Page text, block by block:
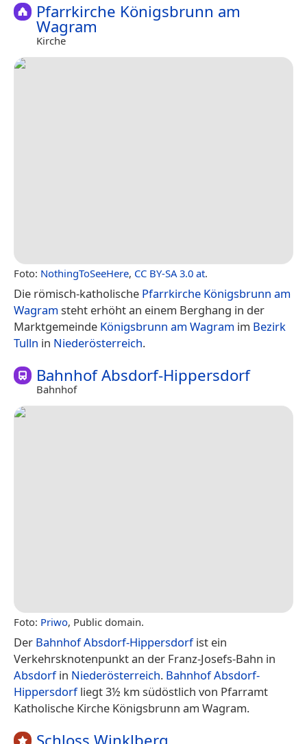
Pfarrkirche Königsbrunn am
Wagram
Kirche
Foto: NothingToSeeHere, CC BY-SA 3.0 at.
Die römisch-katholische Pfarrkirche Königsbrunn am
Wagram steht erhöht an einem Berghang in der
Marktgemeinde Königsbrunn am Wagram im Bezirk
Tulln in Niederösterreich.
Bahnhof Absdorf-Hippersdorf
Bahnhof
Foto: Priwo, Public domain.
Der Bahnhof Absdorf-Hippersdorfist ein
Verkehrsknotenpunkt an der Franz-Josefs-Bahn in
Absdorfin Niederösterreich. Bahnhof Absdorf-
Hippersdorfliegt 3½ km südöstlich von Pfarramt
Katholische Kirche Königsbrunn am Wagram.